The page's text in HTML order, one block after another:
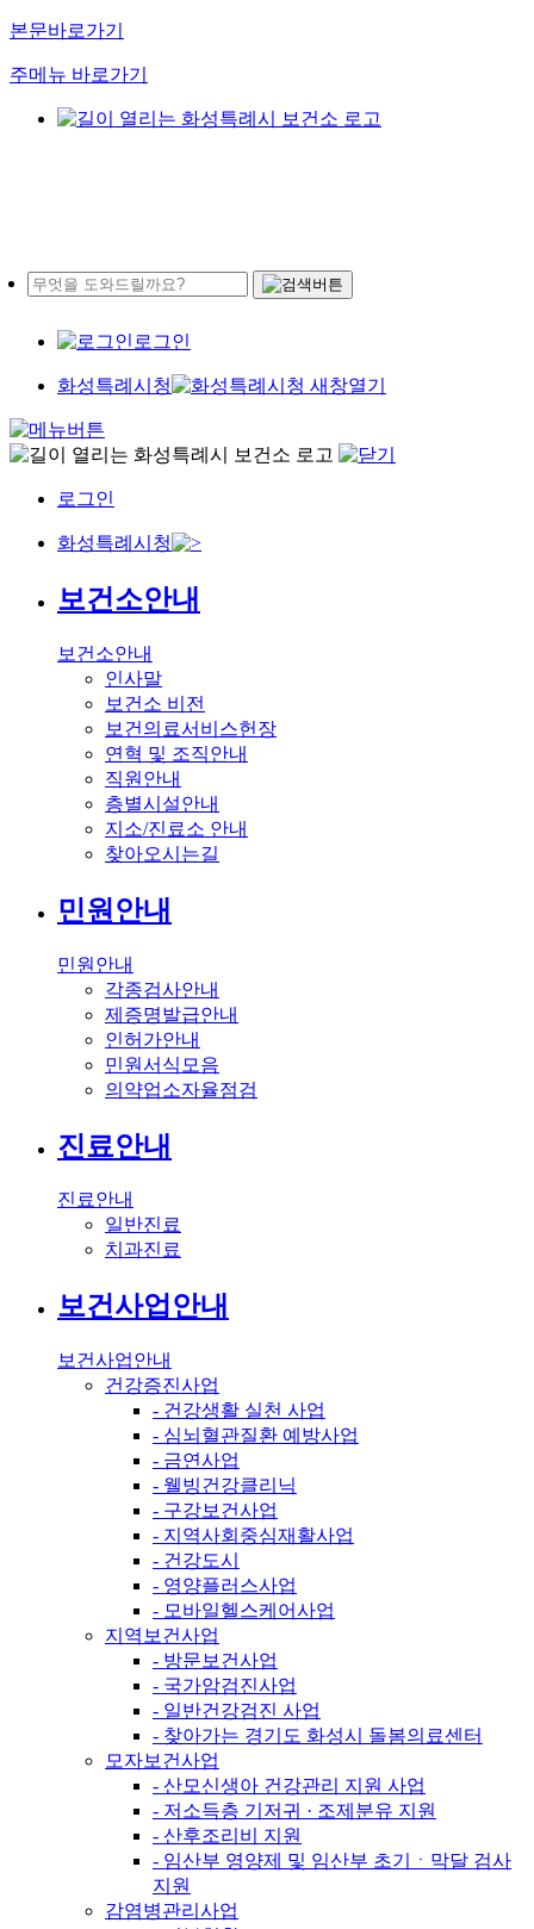
본문바로가기
주메뉴 바로가기
로그인
화성특례시청
로그인
화성특례시청
보건소안내
보건소안내
인사말
보건소 비전
보건의료서비스헌장
연혁 및 조직안내
직원안내
층별시설안내
지소/진료소 안내
찾아오시는길
민원안내
민원안내
각종검사안내
제증명발급안내
인허가안내
민원서식모음
의약업소자율점검
진료안내
진료안내
일반진료
치과진료
보건사업안내
보건사업안내
건강증진사업
- 건강생활 실천 사업
- 심뇌혈관질환 예방사업
- 금연사업
- 웰빙건강클리닉
- 구강보건사업
- 지역사회중심재활사업
- 건강도시
- 영양플러스사업
- 모바일헬스케어사업
지역보건사업
- 방문보건사업
- 국가암검진사업
- 일반건강검진 사업
- 찾아가는 경기도 화성시 돌봄의료센터
모자보건사업
- 산모신생아 건강관리 지원 사업
- 저소득층 기저귀 · 조제분유 지원
- 산후조리비 지원
- 임산부 영양제 및 임산부 초기ㆍ막달 검사
지원
감염병관리사업